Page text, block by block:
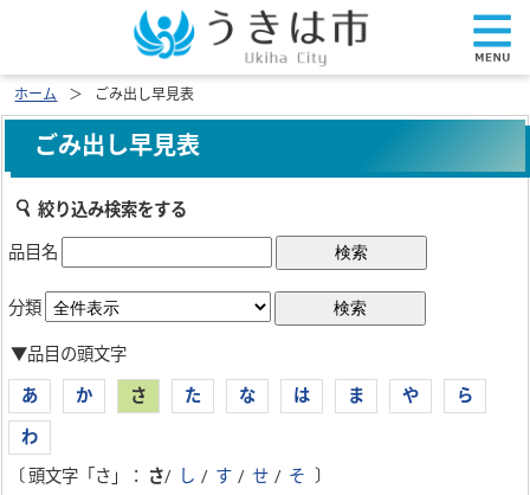
ホーム ごみ出し早見表
ごみ出し早見表
絞り込み検索をする
品目名
分類
▼品目の頭文字
あ か さ た な は ま や ら
わ
〔 頭文字「さ」： さ/ し / す / せ / そ 〕